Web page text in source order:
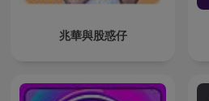
兆華與股惑仔